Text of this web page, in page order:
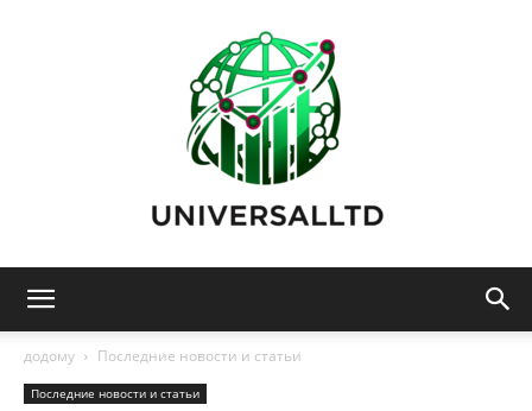
додому Последние новости и статьи
Последние новости и статьи